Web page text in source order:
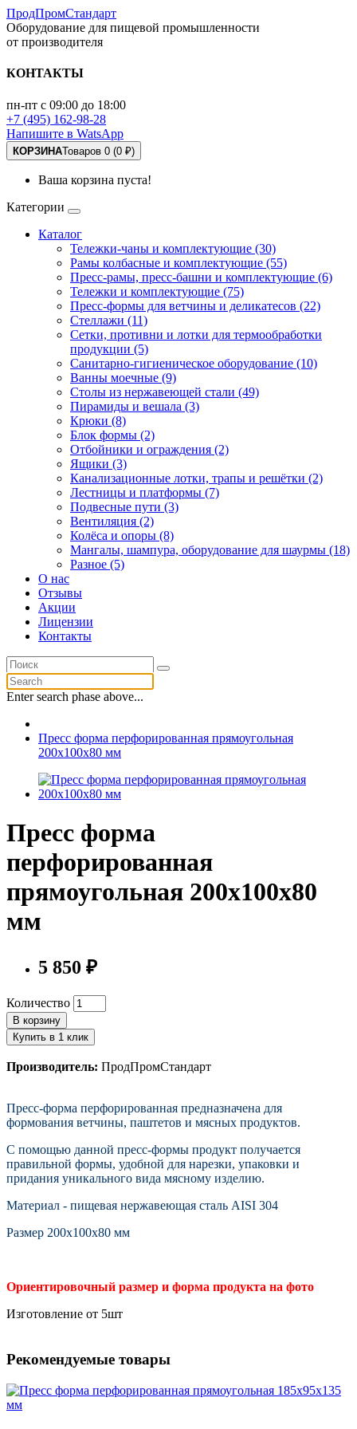
ПродПромСтандарт
Оборудование для пищевой промышленности
от производителя
КОНТАКТЫ
пн-пт с 09:00 до 18:00
+7 (495) 162-98-28
Напишите в WatsApp
КОРЗИНАТоваров 0 (0 ₽)
Ваша корзина пуста!
Категории
Каталог
Тележки-чаны и комплектующие (30)
Рамы колбасные и комплектующие (55)
Пресс-рамы, пресс-башни и комплектующие (6)
Тележки и комплектующие (75)
Пресс-формы для ветчины и деликатесов (22)
Стеллажи (11)
Сетки, противни и лотки для термообработки
продукции (5)
Санитарно-гигиеническое оборудование (10)
Ванны моечные (9)
Столы из нержавеющей стали (49)
Пирамиды и вешала (3)
Крюки (8)
Блок формы (2)
Отбойники и ограждения (2)
Ящики (3)
Канализационные лотки, трапы и решётки (2)
Лестницы и платформы (7)
Подвесные пути (3)
Вентиляция (2)
Колёса и опоры (8)
Мангалы, шампура, оборудование для шаурмы (18)
Разное (5)
О нас
Отзывы
Акции
Лицензии
Контакты
Enter search phase above...
Пресс форма перфорированная прямоугольная
200х100х80 мм
Пресс форма
перфорированная
прямоугольная 200х100х80
мм
5 850 ₽
Количество
В корзину
Купить в 1 клик
Производитель: ПродПромСтандарт
Пресс-форма перфорированная предназначена для
формования ветчины, паштетов и мясных продуктов.
С помощью данной пресс-формы продукт получается
правильной формы, удобной для нарезки, упаковки и
придания уникального вида мясному изделию.
Материал - пищевая нержавеющая сталь AISI 304
Размер 200х100х80 мм
Ориентировочный размер и форма продукта на фото
Изготовление от 5шт
Рекомендуемые товары